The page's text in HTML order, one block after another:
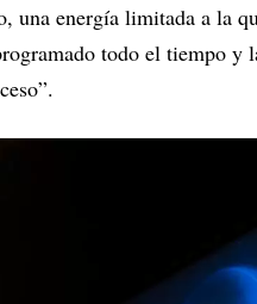
una energía limitada a la
todo el tiempo y